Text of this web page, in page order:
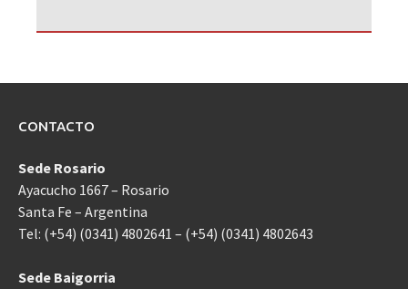
CONTACTO
Sede Rosario
Ayacucho 1667 – Rosario
Santa Fe – Argentina
Tel: (+54) (0341) 4802641 – (+54) (0341) 4802643
Sede Baigorria